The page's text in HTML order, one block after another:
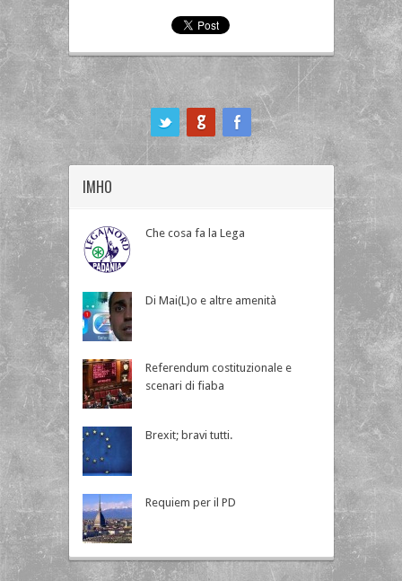
IMHO
Che cosa fa la Lega
Di Mai(L)o e altre amenità
Referendum costituzionale e
scenari di fiaba
Brexit; bravi tutti.
Requiem per il PD